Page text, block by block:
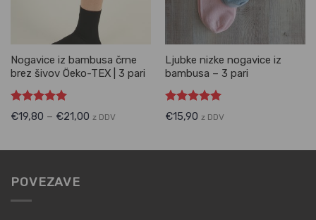
Nogavice iz bambusa črne
brez šivov Öeko-TEX | 3 pari
Ocenjeno
5.00od 5
€19,80 – €21,00 z DDV
Ljubke nizke nogavice iz
bambusa – 3 pari
Ocenjeno
5.00od 5
€15,90 z DDV
POVEZAVE